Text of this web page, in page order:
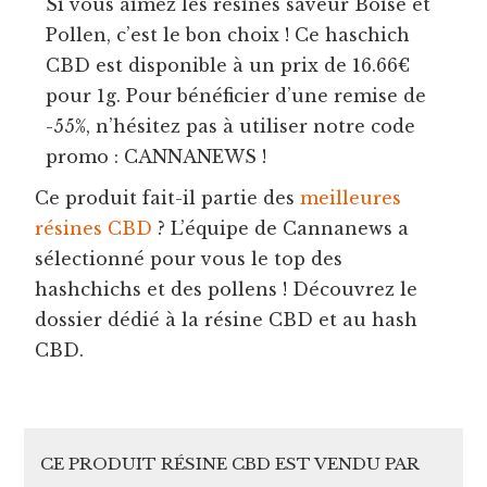
Pollen, c’est le bon choix ! Ce haschich
CBD est disponible à un prix de 16.66€
pour 1g. Pour bénéficier d’une remise de
-55%, n’hésitez pas à utiliser notre code
promo : CANNANEWS !
Ce produit fait-il partie desmeilleures
résines CBD ? L’équipe de Cannanews a
sélectionné pour vous le top des
hashchichs et des pollens ! Découvrez le
dossier dédié à la résine CBD et au hash
CBD.
CE PRODUIT RÉSINE CBD EST VENDU PAR